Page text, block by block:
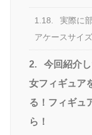
1.18.
実際に
アケースサイ
2.
今回紹介
女フィギュア
る！フィギュ
ら！